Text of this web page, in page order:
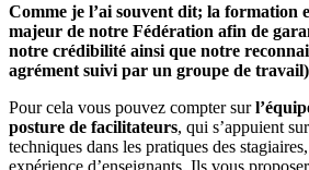
Comme je l’ai souvent dit; la formation
majeur de notre Fédération afin de
notre crédibilité ainsi que notre
agrément suivi par un groupe de
Pour cela vous pouvez compter sur
posture de facilitateurs, qui s’appuient
techniques dans les pratiques des
expérience d’enseignants. Ils vous